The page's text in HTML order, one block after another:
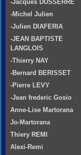
-Jacques DUSSERRE
-Michel Julien
-Julien DIAFERIA
-JEAN BAPTISTE
LANGLOIS
-Thierry NAY
-Bernard BERISSET
-Pierre LEVY
-Jean frederic Gosio
Anne-Lise Martorana
Jo-Martorana
Thiery REMI
Alexi-Remi